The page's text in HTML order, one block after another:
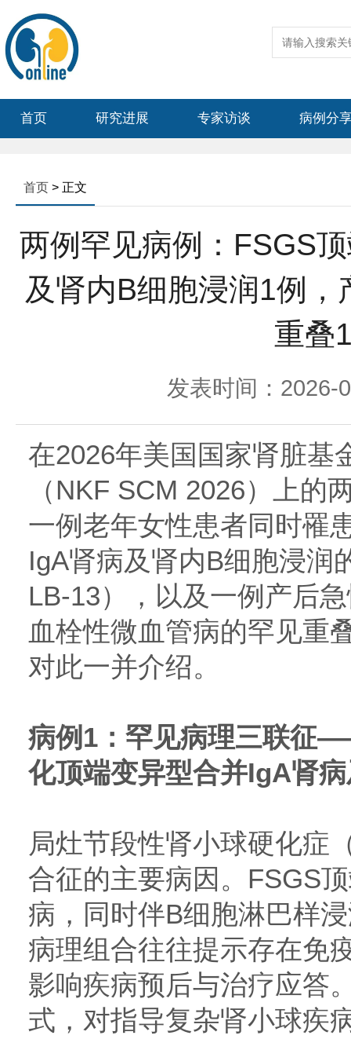
首页 研究进展 专家访谈 病例分
首页 > 正文
两例罕见病例：FSGS
及肾内B细胞浸润1例
重叠
发表时间：2026-
在2026年美国国家肾脏基
（NKF SCM 2026）上的
一例老年女性患者同时罹
IgA肾病及肾内B细胞浸润
LB-13），以及一例产后
血栓性微血管病的罕见重
对此一并介绍。
病例1：罕见病理三联征
化顶端变异型合并IgA肾
局灶节段性肾小球硬化症
合征的主要病因。FSGS
病，同时伴B细胞淋巴样
病理组合往往提示存在免
影响疾病预后与治疗应答
式，对指导复杂肾小球疾